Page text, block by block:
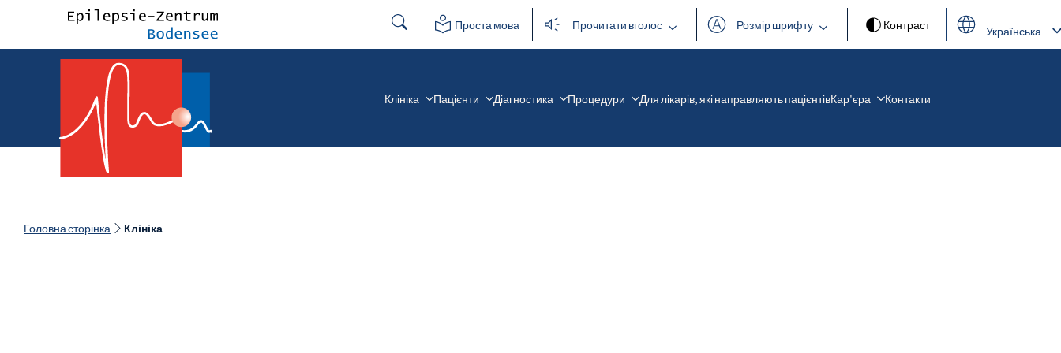
Пошук
Проста мова Прочитати вголос Розмір шрифту Контраст
Українська
Deutsch
Русский
Клініка Пацієнти Діагностика Процедури Для лікарів, які направляють пацієнтівКар'єра Контакти
Головна сторінка Клініка